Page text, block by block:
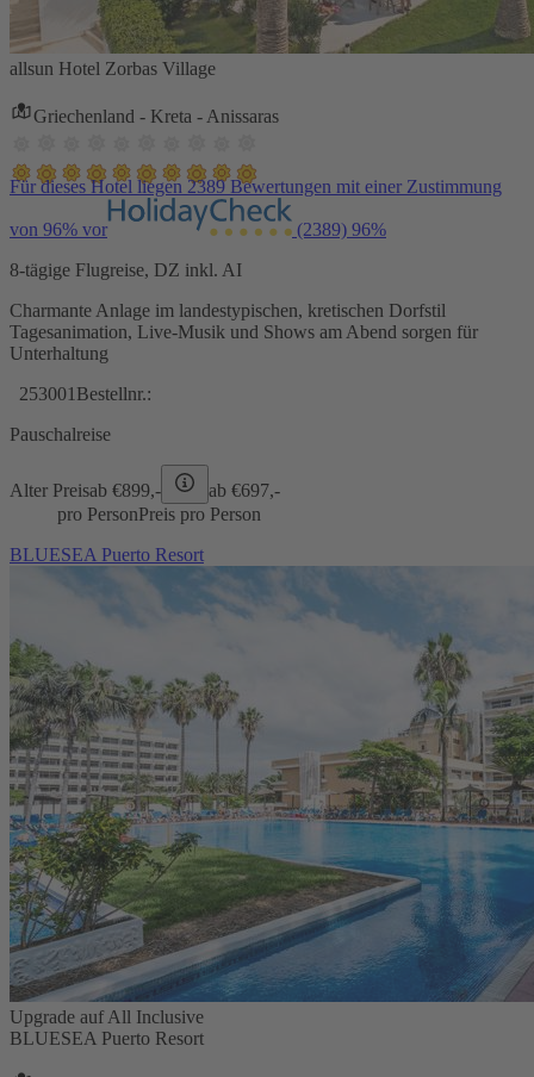
allsun Hotel Zorbas Village
Griechenland - Kreta - Anissaras
Für dieses Hotel liegen 2389 Bewertungen mit einer Zustimmung
von 96% vor (2389) 96%
8-tägige Flugreise, DZ inkl. AI
Charmante Anlage im landestypischen, kretischen Dorfstil
Tagesanimation, Live-Musik und Shows am Abend sorgen für
Unterhaltung
253001 Bestellnr.:
Pauschalreise
Alter Preisab €899,- ab €697,-
pro PersonPreis pro Person
BLUESEA Puerto Resort
Upgrade auf All Inclusive
BLUESEA Puerto Resort